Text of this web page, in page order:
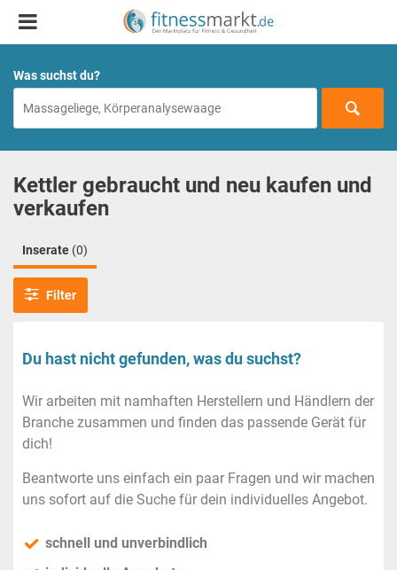
Was suchst du?
Kettler gebraucht und neu kaufen und
verkaufen
Inserate (0)
Filter
Du hast nicht gefunden, was du suchst?
Wir arbeiten mit namhaften Herstellern und Händlern der
Branche zusammen und finden das passende Gerät für
dich!
Beantworte uns einfach ein paar Fragen und wir machen
uns sofort auf die Suche für dein individuelles Angebot.
schnell und unverbindlich